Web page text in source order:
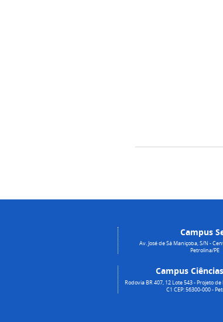
Campus
Av. José de Sá Maniçoba, S/N -
Petrolina/PE
Campus
Rodovia BR 407, 12 Lote 543 - Projeto
C1 CEP: 56300-000 -